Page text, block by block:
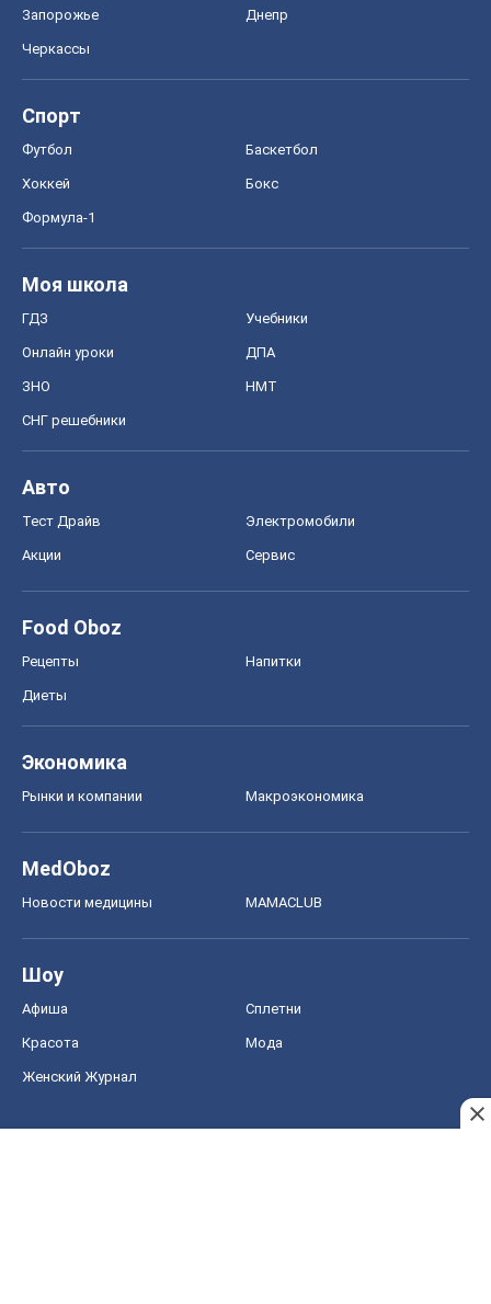
Запорожье Днепр
Черкассы
Спорт
Футбол Баскетбол
Хоккей Бокс
Формула-1
Моя школа
ГДЗ Учебники
Онлайн уроки ДПА
ЗНО НМТ
СНГ решебники
Авто
Тест Драйв Электромобили
Акции Сервис
Food Oboz
Рецепты Напитки
Диеты
Экономика
Рынки и компании Mакроэкономика
MedOboz
Новости медицины MAMACLUB
Шоу
Афиша Сплетни
Красота Мода
Женский Журнал